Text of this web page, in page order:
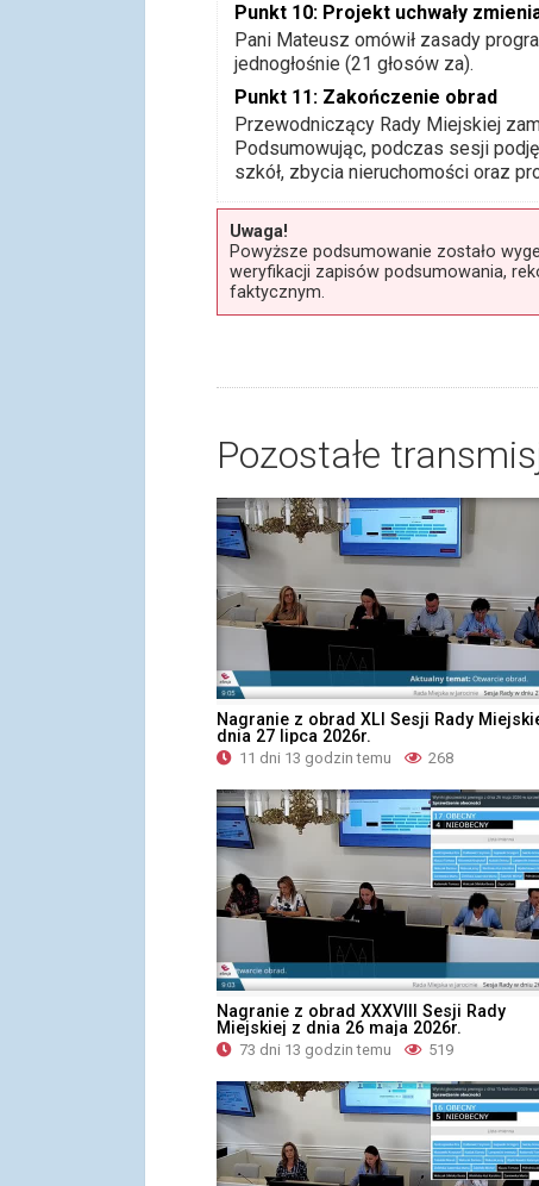
Punkt 10: Projekt uchwały
Pani Mateusz omówił zasady
jednogłośnie (21 głosów za).
Punkt 11: Zakończenie obrad
Przewodniczący Rady Miejskiej
Podsumowując, podczas sesji
szkół, zbycia nieruchomości oraz
Uwaga!
Powyższe podsumowanie zostało
weryfikacji zapisów podsumowania,
faktycznym.
Pozostałe
Nagranie z obrad XLI Sesji Rady
dnia 27 lipca 2026r.
11 dni 13 godzin temu 268
Nagranie z obrad XXXVIII Sesji Rady
Miejskiej z dnia 26 maja 2026r.
73 dni 13 godzin temu 519